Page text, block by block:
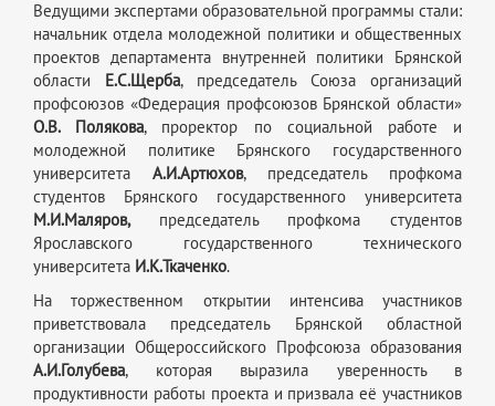
Ведущими экспертами образовательной программы стали:
начальник отдела молодежной политики и общественных
проектов департамента внутренней политики Брянской
области Е.С.Щерба, председатель Союза организаций
профсоюзов «Федерация профсоюзов Брянской области»
О.В. Полякова, проректор по социальной работе и
молодежной политике Брянского государственного
университета А.И.Артюхов, председатель профкома
студентов Брянского государственного университета
М.И.Маляров, председатель профкома студентов
Ярославского государственного технического
университета И.К.Ткаченко.
На торжественном открытии интенсива участников
приветствовала председатель Брянской областной
организации Общероссийского Профсоюза образования
А.И.Голубева, которая выразила уверенность в
продуктивности работы проекта и призвала её участников